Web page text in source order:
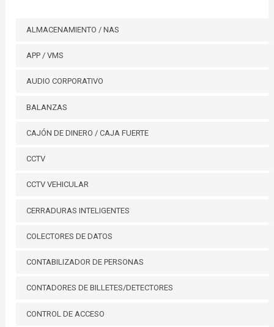
ALMACENAMIENTO / NAS
APP / VMS
AUDIO CORPORATIVO
BALANZAS
CAJÓN DE DINERO / CAJA FUERTE
CCTV
CCTV VEHICULAR
CERRADURAS INTELIGENTES
COLECTORES DE DATOS
CONTABILIZADOR DE PERSONAS
CONTADORES DE BILLETES/DETECTORES
CONTROL DE ACCESO